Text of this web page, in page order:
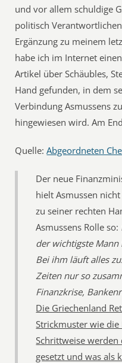
und vor allem schuldige
politisch
Ergänzung zu meinem
habe ich im Internet
Artikel über Schäubles,
Hand gefunden, in dem
Verbindung Asmussens
hingewiesen wird. Am
Quelle:Abgeordneten
Der neue
hielt Asmussen
zu seiner rechten
Asmussens Rolle so:
der wichtigste
Bei ihm läuft alles
Zeiten nur so
Finanzkrise,
Die Griechenland
Strickmuster wie die
Schrittweise
gesetzt und was als